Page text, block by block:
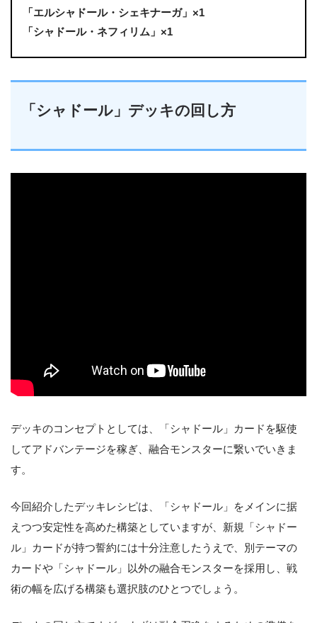
「エルシャドール・シェキナーガ」×1
「シャドール・ネフィリム」×1
「シャドール」デッキの回し方
デッキのコンセプトとしては、「シャドール」カードを駆使
してアドバンテージを稼ぎ、融合モンスターに繋いでいきま
す。
今回紹介したデッキレシピは、「シャドール」をメインに据
えつつ安定性を高めた構築としていますが、新規「シャドー
ル」カードが持つ誓約には十分注意したうえで、別テーマの
カードや「シャドール」以外の融合モンスターを採用し、戦
術の幅を広げる構築も選択肢のひとつでしょう。